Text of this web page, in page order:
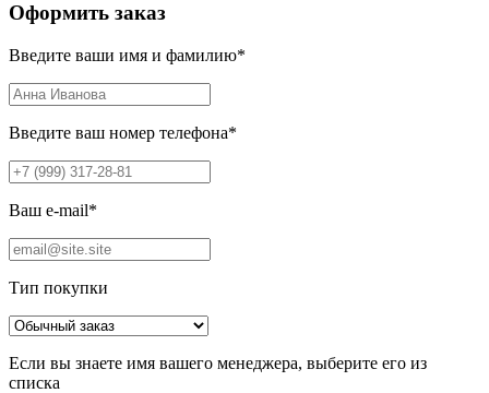
Оформить заказ
Введите ваши имя и фамилию*
Введите ваш номер телефона*
Ваш e-mail*
Тип покупки
Если вы знаете имя вашего менеджера, выберите его из
списка